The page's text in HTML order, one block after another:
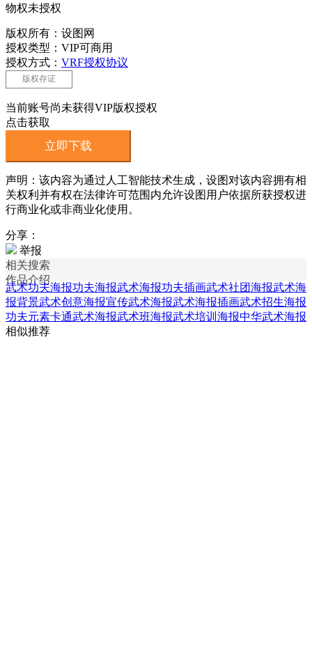
物权未授权
版权所有：设图网
授权类型：VIP可商用
授权方式： VRF授权协议
版权存证
当前账号尚未获得VIP版权授权
点击获取
立即下载
声明：该内容为通过人工智能技术生成，设图对该内容拥有相
关权利并有权在法律许可范围内允许设图用户依据所获授权进
行商业化或非商业化使用。
分享：
举报
相关搜索
作品介绍
武术功夫海报功夫海报武术海报功夫插画武术社团海报武术海
报背景武术创意海报宣传武术海报武术海报插画武术招生海报
功夫元素卡通武术海报武术班海报武术培训海报中华武术海报
相似推荐